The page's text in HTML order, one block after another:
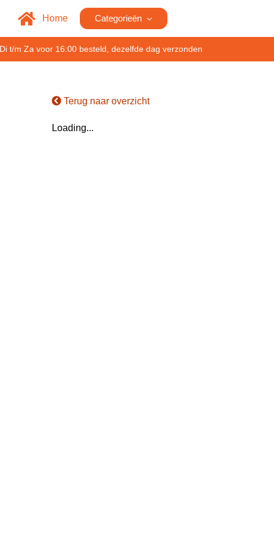
Home Categorieën
t/m Za voor 16:00 besteld, dezelfde dag verzonden
Terug naar overzicht
Loading...